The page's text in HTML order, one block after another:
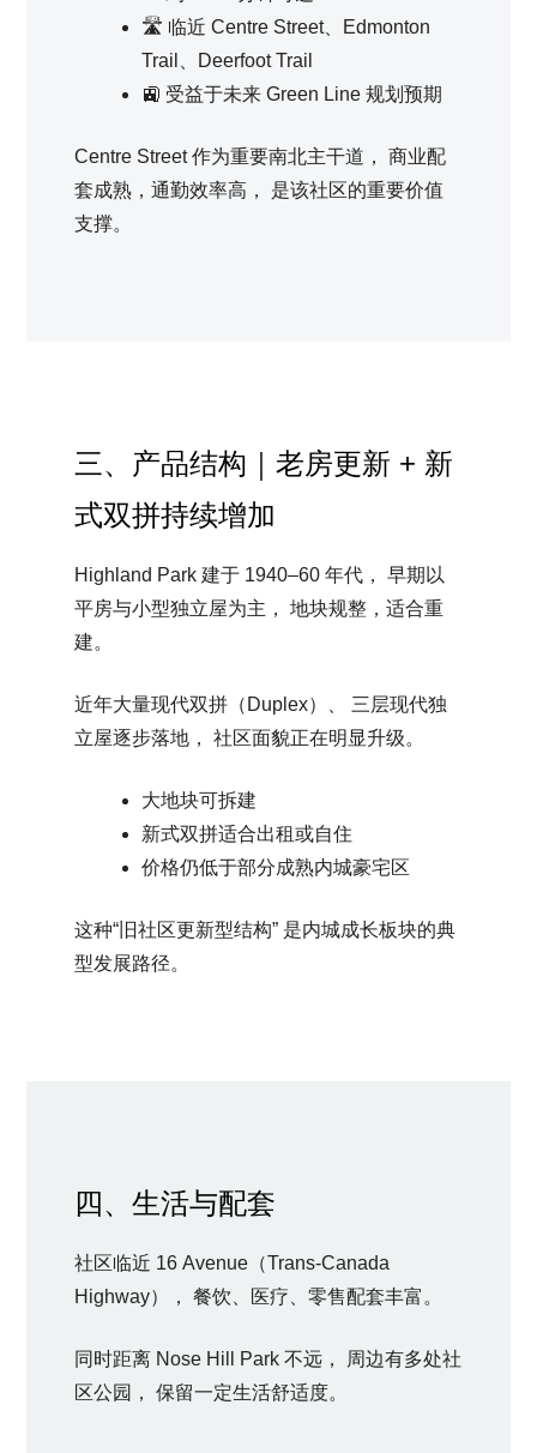
🛣 临近 Centre Street、Edmonton
Trail、Deerfoot Trail
🚉 受益于未来 Green Line 规划预期
Centre Street 作为重要南北主干道， 商业配
套成熟，通勤效率高， 是该社区的重要价值
支撑。
三、产品结构｜老房更新 + 新
式双拼持续增加
Highland Park 建于 1940–60 年代， 早期以
平房与小型独立屋为主， 地块规整，适合重
建。
近年大量现代双拼（Duplex）、 三层现代独
立屋逐步落地， 社区面貌正在明显升级。
大地块可拆建
新式双拼适合出租或自住
价格仍低于部分成熟内城豪宅区
这种“旧社区更新型结构” 是内城成长板块的典
型发展路径。
四、生活与配套
社区临近 16 Avenue（Trans-Canada
Highway）， 餐饮、医疗、零售配套丰富。
同时距离 Nose Hill Park 不远， 周边有多处社
区公园， 保留一定生活舒适度。